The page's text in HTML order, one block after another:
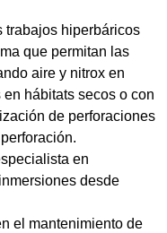
trabajos hiperbáricos
que permitan las
aire y nitrox en
hábitats secos o con
de perforaciones
en
desde
el mantenimiento de